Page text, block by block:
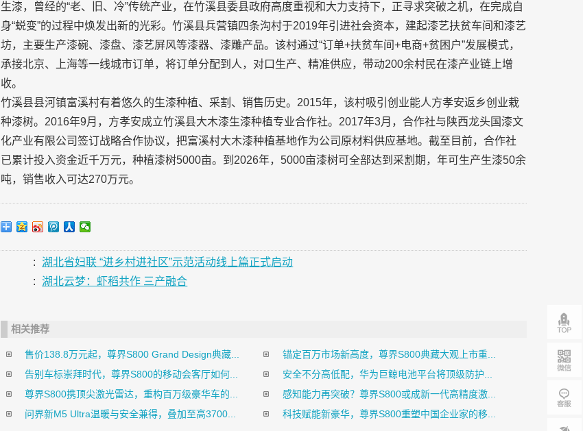
生漆，曾经的“老、旧、冷”传统产业，在竹溪县委县政府高度重视和大力支持下，正寻求突破之机，在完成自
身“蜕变”的过程中焕发出新的光彩。竹溪县兵营镇四条沟村于2019年引进社会资本，建起漆艺扶贫车间和漆艺
坊，主要生产漆碗、漆盘、漆艺屏风等漆器、漆雕产品。该村通过“订单+扶贫车间+电商+贫困户”发展模式，
承接北京、上海等一线城市订单，将订单分配到人，对口生产、精准供应，带动200余村民在漆产业链上增
收。
竹溪县县河镇富溪村有着悠久的生漆种植、采割、销售历史。2015年，该村吸引创业能人方孝安返乡创业栽
种漆树。2016年9月，方孝安成立竹溪县大木漆生漆种植专业合作社。2017年3月，合作社与陕西龙头国漆文
化产业有限公司签订战略合作协议，把富溪村大木漆种植基地作为公司原材料供应基地。截至目前，合作社
已累计投入资金近千万元，种植漆树5000亩。到2026年，5000亩漆树可全部达到采割期，年可生产生漆50余
吨，销售收入可达270万元。
:
湖北省妇联 “进乡村进社区”示范活动线上篇正式启动
:
湖北云梦：虾稻共作 三产融合
相关推荐
售价138.8万元起，尊界S800 Grand Design典藏...
锚定百万市场新高度，尊界S800典藏大观上市重...
告别车标崇拜时代，尊界S800的移动会客厅如何...
安全不分高低配，华为巨鲸电池平台将顶级防护...
尊界S800携顶尖激光雷达，重构百万级豪华车的...
感知能力再突破？尊界S800或成新一代高精度激...
问界新M5 Ultra温暖与安全兼得，叠加至高3700...
科技赋能新豪华，尊界S800重塑中国企业家的移...